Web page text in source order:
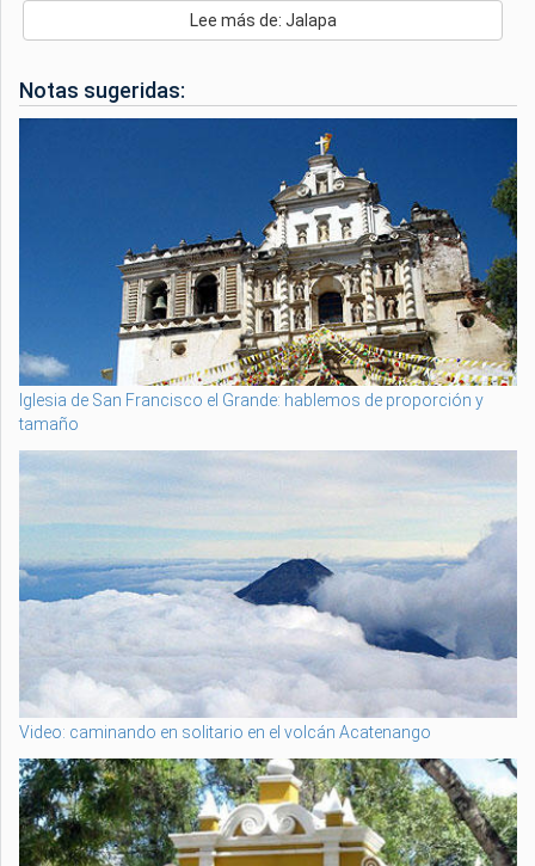
Lee más de: Jalapa
Notas sugeridas:
Iglesia de San Francisco el Grande: hablemos de proporción y
tamaño
Video: caminando en solitario en el volcán Acatenango